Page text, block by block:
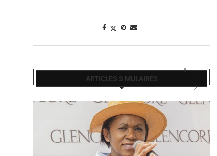
ARTICLES SIMULAIRES